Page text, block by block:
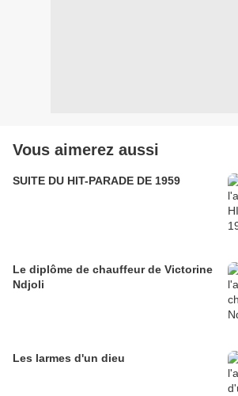
Vous aimerez aussi
SUITE DU HIT-PARADE DE 1959
Le diplôme de chauffeur de Victorine
Ndjoli
Les larmes d'un dieu